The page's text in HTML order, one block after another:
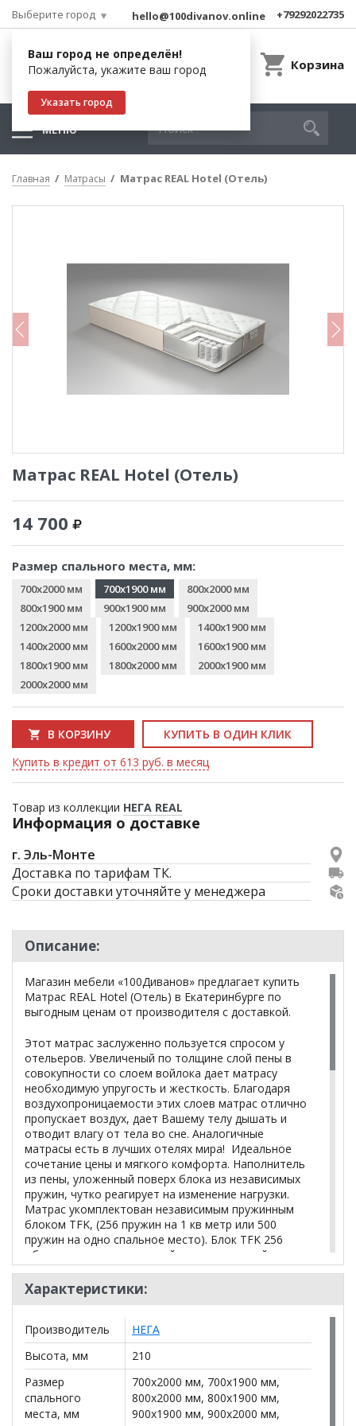
Выберите город
Ваш город не определён!
Пожалуйста, укажите ваш город
Указать город
hello@100divanov.online +79292022735
Корзина
МЕНЮ
Главная Матрасы Матрас REAL Hotel (Отель)
Матрас REAL Hotel (Отель)
14 700
Размер спального места, мм:
700x2000 мм 700x1900 мм
800x2000 мм
800x1900 мм
900x1900 мм
900x2000 мм
1200x2000 мм
1200x1900 мм
1400x1900 мм
1400x2000 мм
1600x2000 мм
1600x1900 мм
1800x1900 мм
1800x2000 мм
2000x1900 мм
2000x2000 мм
В КОРЗИНУ
КУПИТЬ В ОДИН КЛИК
Купить в кредит от 613 руб. в месяц
Товар из коллекции НЕГА REAL
Информация о доставке
г. Эль-Монте
Доставка по тарифам ТК.
Сроки доставки уточняйте у менеджера
Описание:
Магазин мебели «100Диванов» предлагает купить
Матрас REAL Hotel (Отель) в Екатеринбурге по
выгодным ценам от производителя с доставкой.
Этот матрас заслуженно пользуется спросом у
отельеров. Увеличеный по толщине слой пены в
совокупности со слоем войлока дает матрасу
необходимую упругость и жесткость. Благодаря
воздухопроницаемости этих слоев матрас отлично
пропускает воздух, дает Вашему телу дышать и
отводит влагу от тела во сне. Аналогичные
матрасы есть в лучших отелях мира! Идеальное
сочетание цены и мягкого комфорта. Наполнитель
из пены, уложенный поверх блока из независимых
пружин, чутко реагирует на изменение нагрузки.
Матрас укомплектован независимым пружинным
блоком TFK, (256 пружин на 1 кв метр или 500
пружин на одно спальное место). Блок TFK 256
обеспечивает стандартный ортопедический
эффект: матрас в целом повторяет контуры
лежащего на нем человека, позвоночник остается
ровным, что способствует восстановлению его
естественных физиологических
изгибов.Обеспечивает высокий уровень комфорта
покупателям в весовой категории до 130 кг, легко
восстанавливает форму. Чехол: трикотаж,
стеганный на пышном синтепоне. Высота матраса
210 мм. Жесткость 3/5 (средняя).
Трикотаж, глубокая стежка на пышном синтепоне.
В ткани чехла - новейшая нить SPUN, придающая
Характеристики:
Производитель
НЕГА
Высота, мм
210
Размер
спального
места, мм
700x2000 мм, 700x1900 мм,
800x2000 мм, 800x1900 мм,
900x1900 мм, 900x2000 мм,